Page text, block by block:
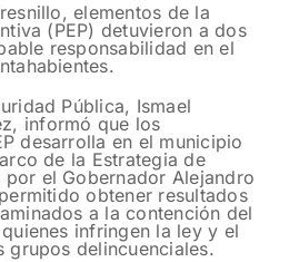
elementos de la
(PEP) detuvieron a dos
responsabilidad en el
Pública, Ismael
informó que los
desarrolla en el municipio
de la Estrategia de
el Gobernador Alejandro
obtener resultados
a la contención del
infringen la ley y el
grupos delincuenciales.